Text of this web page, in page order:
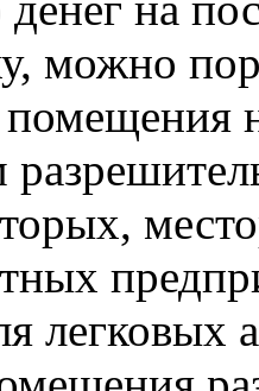
можно
легковых